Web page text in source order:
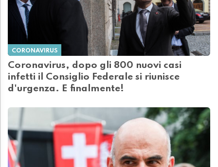
CORONAVIRUS
Coronavirus, dopo gli 800 nuovi casi
infetti il Consiglio Federale si riunisce
d'urgenza. E finalmente!